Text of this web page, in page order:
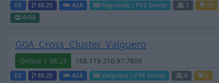
DE 88.25 ASA Ragnarok | PVE Server 1
25
0/50
G0A_Cross_Cluster_Valguero
Online | 88.25
DE 88.25 ASA Valguero | PVE Server 0
2